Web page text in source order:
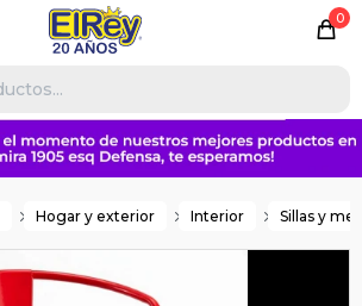
0
Hogar y exterior Interior Sillas y